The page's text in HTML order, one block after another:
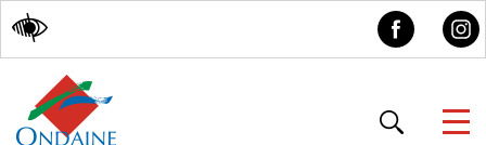
Accessibilité